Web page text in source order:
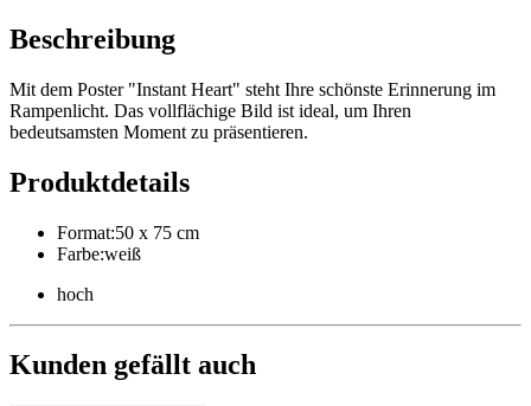
Beschreibung
Mit dem Poster "Instant Heart" steht Ihre schönste Erinnerung im
Rampenlicht. Das vollflächige Bild ist ideal, um Ihren
bedeutsamsten Moment zu präsentieren.
Produktdetails
Format:50 x 75 cm
Farbe:weiß
hoch
Kunden gefällt auch